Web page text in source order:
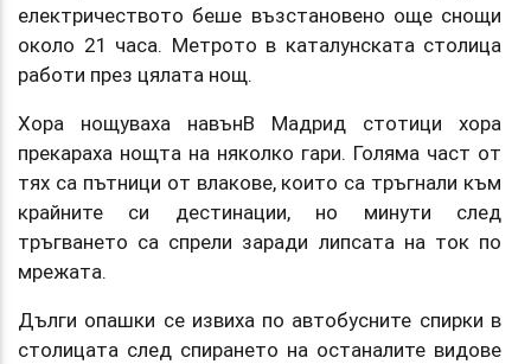
електричеството беше възстановено още снощи
около 21 часа. Метрото в каталунската столица
работи през цялата нощ.
Хора нощуваха навънВ Мадрид стотици хора
прекараха нощта на няколко гари. Голяма част от
тях са пътници от влакове, които са тръгнали към
крайните си дестинации, но минути след
тръгването са спрели заради липсата на ток по
мрежата.
Дълги опашки се извиха по автобусните спирки в
столицата след спирането на останалите видове